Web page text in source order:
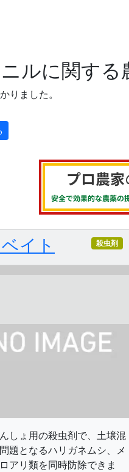
ルに関する
りました。
イト 殺虫剤
しょ用の殺虫剤で、土壌混
題となるハリガネムシ、メ
アリ類を同時防除できま